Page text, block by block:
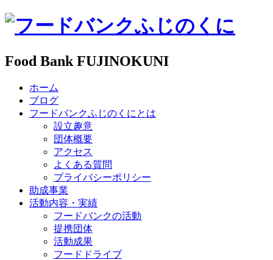
Food Bank FUJINOKUNI
ホーム
ブログ
フードバンクふじのくにとは
設立趣意
団体概要
アクセス
よくある質問
プライバシーポリシー
助成事業
活動内容・実績
フードバンクの活動
提携団体
活動成果
フードドライブ